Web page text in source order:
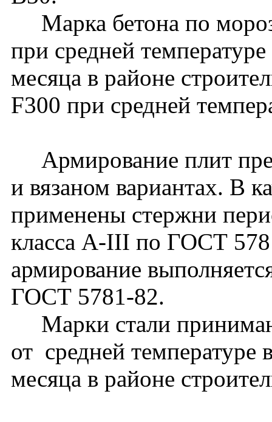
Марка бетона по
при средней
месяца в районе
F300 при средней
Армирование плит
и вязаном вариантах. В
применены стержни
класса А-III по ГОСТ
армирование
ГОСТ 5781-82.
Марки стали
от средней температуре
месяца в районе